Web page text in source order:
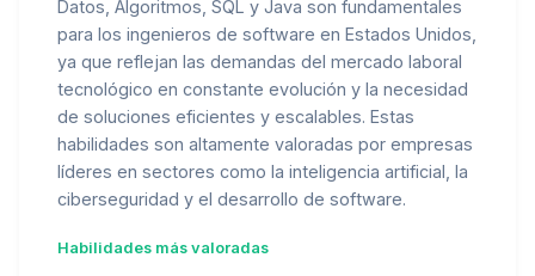
Datos, Algoritmos, SQL y Java son fundamentales
para los ingenieros de software en Estados Unidos,
ya que reflejan las demandas del mercado laboral
tecnológico en constante evolución y la necesidad
de soluciones eficientes y escalables. Estas
habilidades son altamente valoradas por empresas
líderes en sectores como la inteligencia artificial, la
ciberseguridad y el desarrollo de software.
Habilidades más valoradas